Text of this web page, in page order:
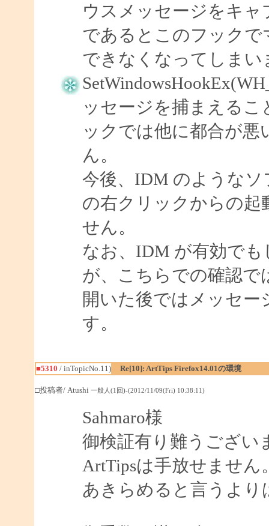
ウスメッセージをキ
であるとこのフック
できなくなってしまい
ッセージを捕まえる
ックでは他に都合が
ん。
今後、IDM のような
の右クリックからの起
せん。
なお、IDM が有効で
が、こちらでの確認で
開いた後ではメッセ
す。
■5310 / inTopicNo.11) Re[10]: ArtTips Firefox14.01の環境
□投稿者/ Atushi 一般人(1回)-(2012/11/09(Fri) 10:38:11)
Sahmaro様
御検証有り難うござい
ArtTipsは手放せませ
あきらめると言うよ